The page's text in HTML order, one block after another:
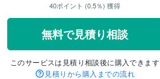
40ポイント (0.5％) 獲得
無料で見積り相談
このサービスは見積り相談後に購入できます
見積りから購入までの流れ